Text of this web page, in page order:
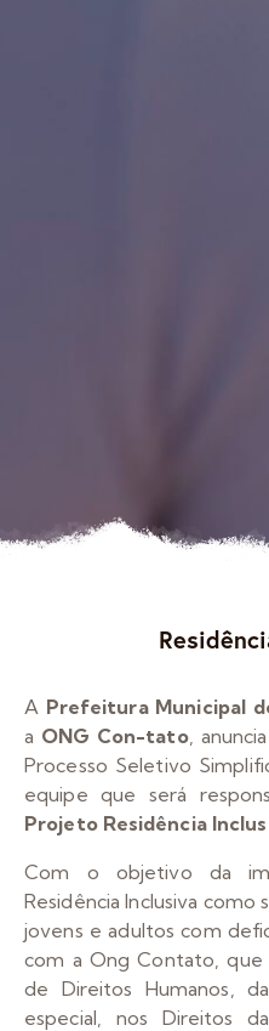
A Prefeitura Municipal
a ONG Con-tato,
Processo Seletivo
equipe que será
Projeto Residência
Com o objetivo da
Residência Inclusiva
jovens e adultos com
com a Ong Contato, que
de Direitos Humanos,
especial, nos Direitos